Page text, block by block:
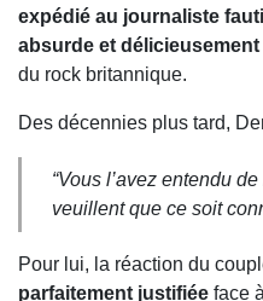
expédié au journaliste
absurde et
du rock britannique.
Des décennies plus tard,
“Vous l’avez entendu
veuillent que ce soit
Pour lui, la réaction du
parfaitement justifiée face